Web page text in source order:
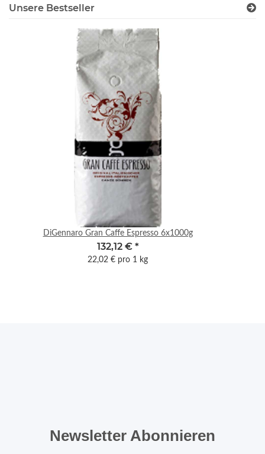
Unsere Bestseller
DiGennaro Gran Caffe Espresso 6x1000g
132,12 € *
22,02 € pro 1 kg
Newsletter Abonnieren